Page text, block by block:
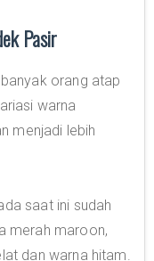
Pasir
orang atap
warna
menjadi lebih
saat ini sudah
merah maroon,
dan warna hitam.